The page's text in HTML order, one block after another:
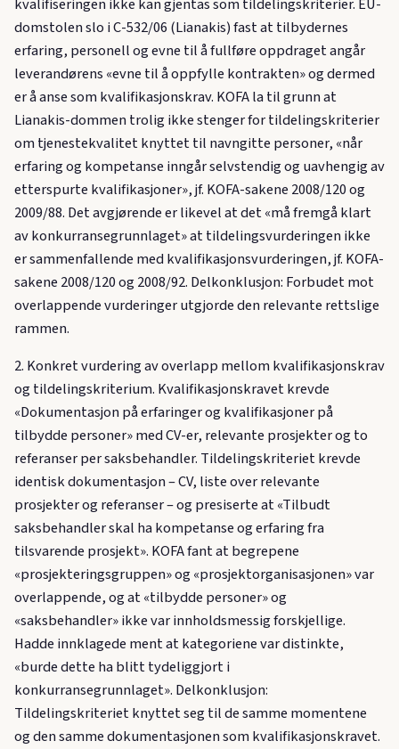
kvalifiseringen ikke kan gjentas som tildelingskriterier. EU-
domstolen slo i C-532/06 (Lianakis) fast at tilbydernes
erfaring, personell og evne til å fullføre oppdraget angår
leverandørens «evne til å oppfylle kontrakten» og dermed
er å anse som kvalifikasjonskrav. KOFA la til grunn at
Lianakis-dommen trolig ikke stenger for tildelingskriterier
om tjenestekvalitet knyttet til navngitte personer, «når
erfaring og kompetanse inngår selvstendig og uavhengig av
etterspurte kvalifikasjoner», jf. KOFA-sakene 2008/120 og
2009/88. Det avgjørende er likevel at det «må fremgå klart
av konkurransegrunnlaget» at tildelingsvurderingen ikke
er sammenfallende med kvalifikasjonsvurderingen, jf. KOFA-
sakene 2008/120 og 2008/92. Delkonklusjon: Forbudet mot
overlappende vurderinger utgjorde den relevante rettslige
rammen.
2. Konkret vurdering av overlapp mellom kvalifikasjonskrav
og tildelingskriterium. Kvalifikasjonskravet krevde
«Dokumentasjon på erfaringer og kvalifikasjoner på
tilbydde personer» med CV-er, relevante prosjekter og to
referanser per saksbehandler. Tildelingskriteriet krevde
identisk dokumentasjon – CV, liste over relevante
prosjekter og referanser – og presiserte at «Tilbudt
saksbehandler skal ha kompetanse og erfaring fra
tilsvarende prosjekt». KOFA fant at begrepene
«prosjekteringsgruppen» og «prosjektorganisasjonen» var
overlappende, og at «tilbydde personer» og
«saksbehandler» ikke var innholdsmessig forskjellige.
Hadde innklagede ment at kategoriene var distinkte,
«burde dette ha blitt tydeliggjort i
konkurransegrunnlaget». Delkonklusjon:
Tildelingskriteriet knyttet seg til de samme momentene
og den samme dokumentasjonen som kvalifikasjonskravet.